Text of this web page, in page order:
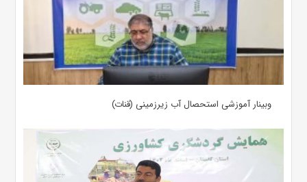
وبینار آموزشی استحصال آب زیرزمینی (قنات)